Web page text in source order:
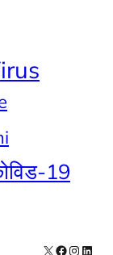
19
X Facebook